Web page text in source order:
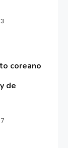
3
coreano
de
7